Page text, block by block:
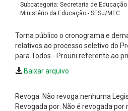
Subcategoria: Secretaria de Educação
Ministério da Educação - SESu/MEC
Torna público o cronograma e
relativos ao processo seletivo do
para Todos - Prouni referente ao
Baixar arquivo
Revoga: Não revoga nenhuma
Revogada por: Não é revogada por